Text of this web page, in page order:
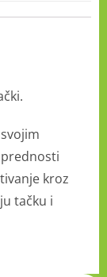
kroz
tačku i